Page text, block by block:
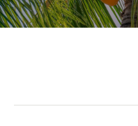
Alcaravea (Carum